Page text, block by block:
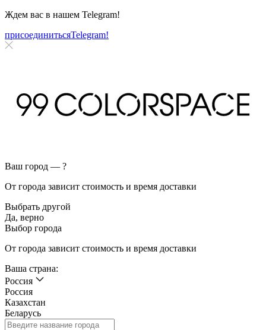
Ждем вас в нашем Telegram!
присоединитьсяTelegram!
Ваш город — ?
От города зависит стоимость и время доставки
Выбрать другой
Да, верно
Выбор города
От города зависит стоимость и время доставки
Ваша страна:
Россия
Россия
Казахстан
Беларусь